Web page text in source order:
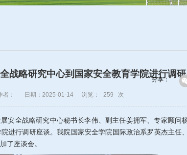
战略研究中心到国家安全教育学院进行调
者： 日期：2025-01-14 浏览： 259 次
分享：
安全战略研究中心秘书长李伟、副主任姜拥军、专家顾问
进行调研座谈。我院国家安全学院国际政治系罗英杰主任
了座谈会。